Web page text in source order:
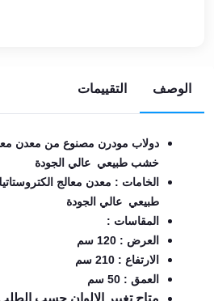
الوصف التقييمات
دولاب مودرن مصنوع من معدن
خشب طبيعي عالي الجودة
الخامات : معدن معالج
طبيعي عالي الجودة
المقاسات :
العرض : 120 سم
الارتفاع : 210 سم
العمق : 50 سم
متاح تغيير الالوان حسب